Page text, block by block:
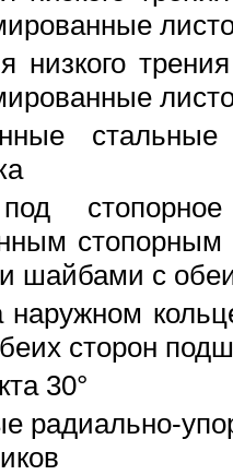
низкого
под
шайбами с
наружном
сторон
30°
радиально-